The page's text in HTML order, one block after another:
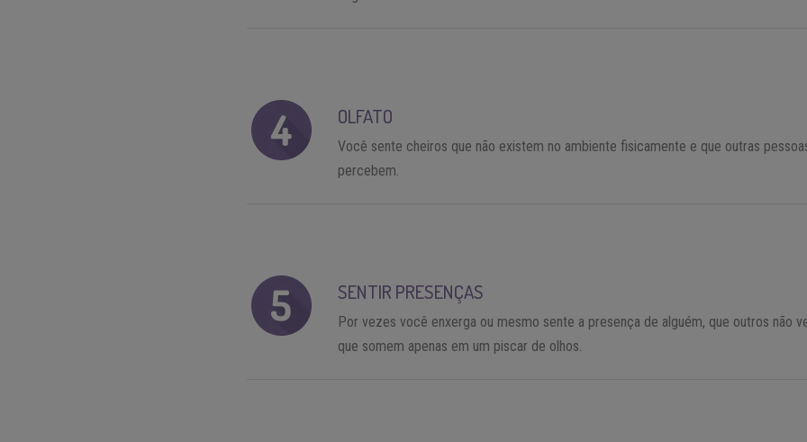
OLFATO
Você sente cheiros que não existem no ambiente fisicamente e que outras
percebem.
SENTIR PRESENÇAS
Por vezes você enxerga ou mesmo sente a presença de alguém, que outros não
que somem apenas em um piscar de olhos.